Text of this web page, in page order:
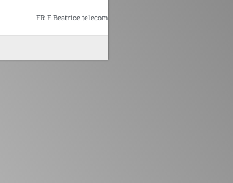
FR F Beatrice telecom